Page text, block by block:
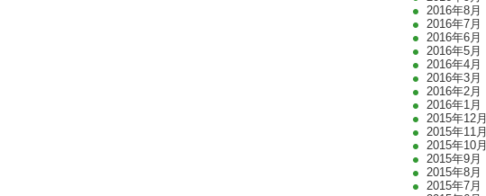
2016年8月
2016年7月
2016年6月
2016年5月
2016年4月
2016年3月
2016年2月
2016年1月
2015年12月
2015年11月
2015年10月
2015年9月
2015年8月
2015年7月